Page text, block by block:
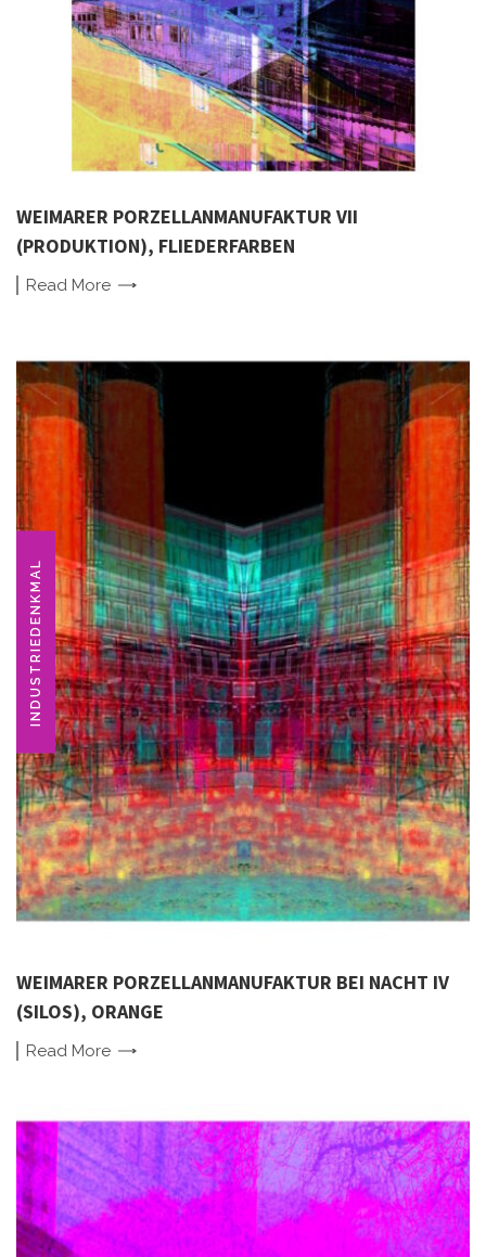
WEIMARER PORZELLANMANUFAKTUR VII
(PRODUKTION), FLIEDERFARBEN
Read More
INDUSTRIEDENKMAL
WEIMARER PORZELLANMANUFAKTUR BEI NACHT IV
(SILOS), ORANGE
Read More